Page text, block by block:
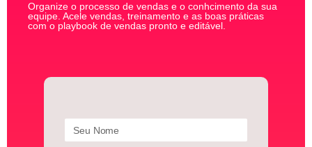
Organize o processo de vendas e o conhcimento da sua
equipe. Acele vendas, treinamento e as boas práticas
com o playbook de vendas pronto e editável.